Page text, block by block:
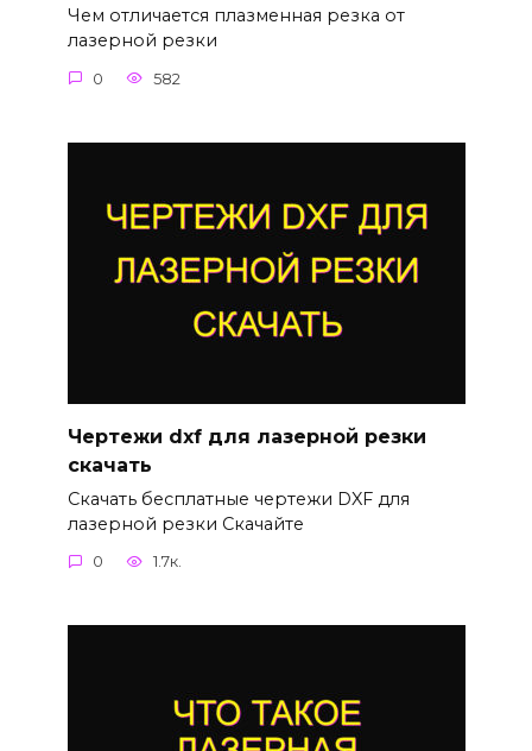
Чем отличается плазменная резка от
лазерной резки
0 582
Чертежи dxf для лазерной резки
скачать
Скачать бесплатные чертежи DXF для
лазерной резки Скачайте
0 1.7к.